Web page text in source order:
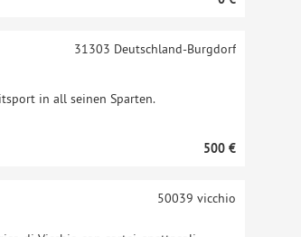
in all seinen Sparten.
31303 Deutschland-Burgdorf
500 €
50039 vicchio